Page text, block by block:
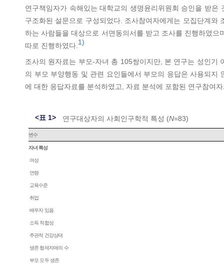
연구책임자가 속해있는 대학교의 생명윤리위원회 승인을 받
구조화된 설문으로 구성되었다. 조사참여자에게는 모집단계
하는 사람들을 대상으로 서면동의서를 받고 조사를 진행하였
따로 진행하였다. 1)
조사의 원자료는 부모-자녀 총 105쌍이지만, 본 연구는 성인
의 부모 부양행동 및 관련 요인들에서 부모의 응답은 사용되
에 대한 응답자료를 분석하였고, 자료 분석에 포함된 연구참여
<표 1> 연구대상자의 사회인구학적 특성 (N=83)
변수
자녀 특성
여성
연령
교육수준
취업
배우자 있음
소득 적합성
주관적 건강상태
생존 형제자매의 수
부모 모두 생존